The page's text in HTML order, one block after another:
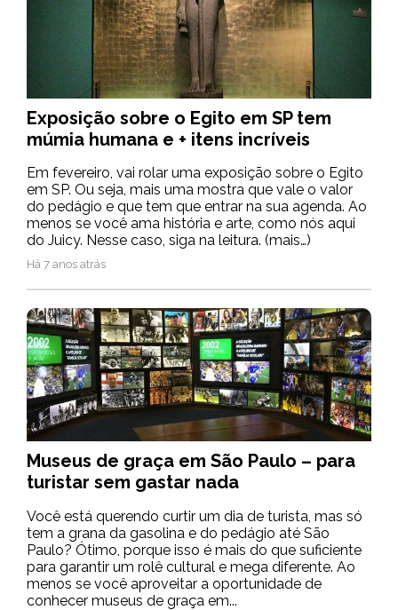
Exposição sobre o Egito em SP tem
múmia humana e + itens incríveis
Em fevereiro, vai rolar uma exposição sobre o Egito
em SP. Ou seja, mais uma mostra que vale o valor
do pedágio e que tem que entrar na sua agenda. Ao
menos se você ama história e arte, como nós aqui
do Juicy. Nesse caso, siga na leitura. (mais…)
Há 7 anos atrás
Museus de graça em São Paulo – para
turistar sem gastar nada
Você está querendo curtir um dia de turista, mas só
tem a grana da gasolina e do pedágio até São
Paulo? Ótimo, porque isso é mais do que suficiente
para garantir um rolê cultural e mega diferente. Ao
menos se você aproveitar a oportunidade de
conhecer museus de graça em...